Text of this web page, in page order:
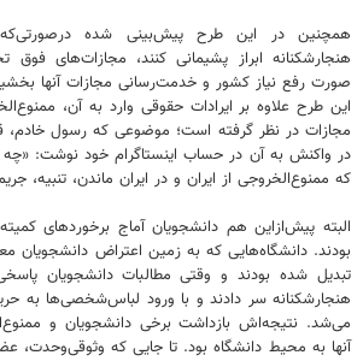
همچنین در این طرح پیش‌بینی شده درصورتی‌که
هنجارشکنانه ابراز پشیمانی کنند، مجازات‌های
صورت رفع نیاز کشور و خدمت‌رسانی مجازات آنها
این طرح علاوه بر ایرادات حقوقی وارد به آن،
مجازات در نظر گرفته است؛ موضوعی که رسول خادم،
در واکنش به آن در حساب اینستاگرام خود نوشت: «چه
که ممنوع‌الخروجی از ایران و در ایران ماندن، تنبیه،
البته پیش‌ازاین هم دانشجویان آماج برخوردهای
بودند. دانشگاه‌هایی که به زمین اعتراض
تبدیل شده بودند و وقتی مطالبات دانشجویان
هنجارشکنانه سر دادند و با ورود لباس‌شخصی‌ها به
می‌شد. نتیجه‌اش بازداشت برخی دانشجویان و
آنها به محیط دانشگاه بود. تا جایی که وثوقی‌وحدت،